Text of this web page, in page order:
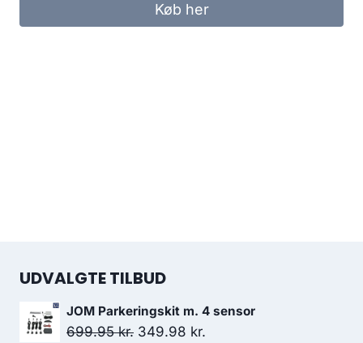
Køb her
UDVALGTE TILBUD
JOM Parkeringskit m. 4 sensor
699.95kr. Den
349.98 kr.